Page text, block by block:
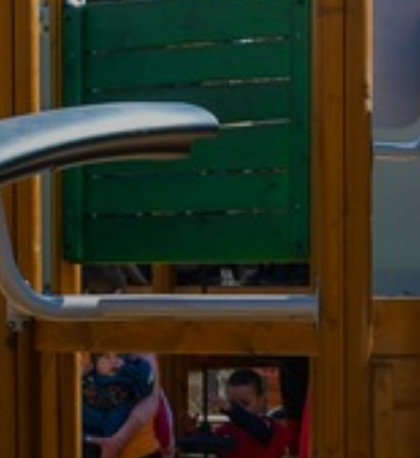
AZ
ÉPÜLŐ
KÖRNYEZETVÉDELEM
TELEPÜLÉSRENDEZÉS
STRATÉGIÁK
KONCEPCIÓK
BEJELENTŐ